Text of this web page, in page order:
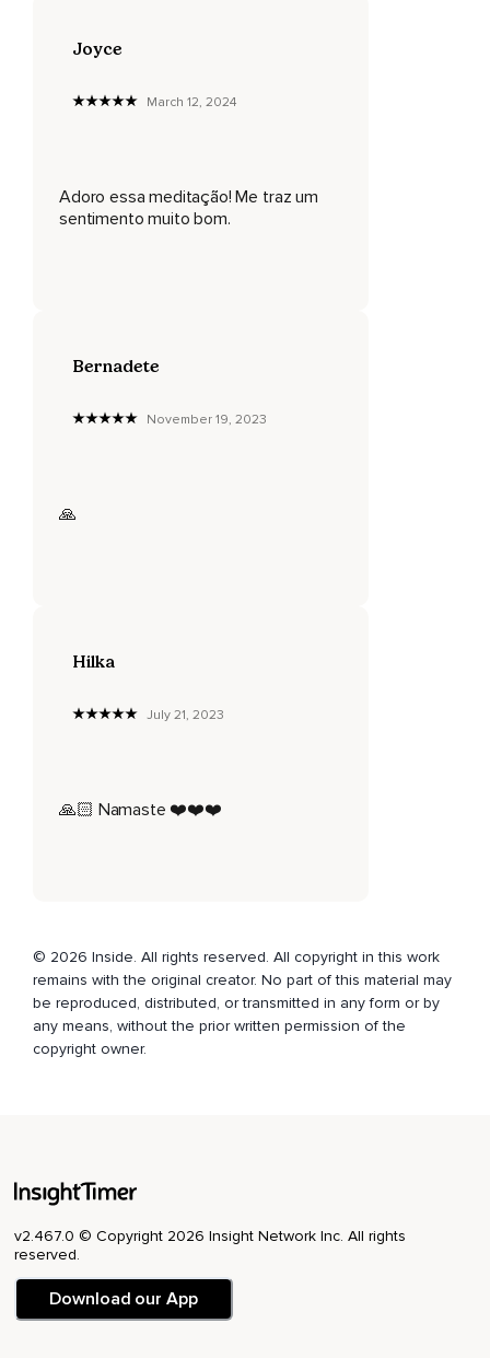
Joyce
March 12, 2024
Adoro essa meditação! Me traz um
sentimento muito bom.
Bernadete
November 19, 2023
🙏
Hilka
July 21, 2023
🙏🏻 Namaste ❤️❤️❤️
© 2026 Inside. All rights reserved. All copyright in this work
remains with the original creator. No part of this material may
be reproduced, distributed, or transmitted in any form or by
any means, without the prior written permission of the
copyright owner.
v2.467.0 © Copyright 2026 Insight Network Inc. All rights
reserved.
Download our App